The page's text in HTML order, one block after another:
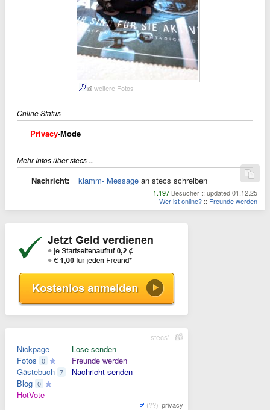
weitere Fotos
Online Status
Privacy-Mode
Mehr Infos über stecs ...
Nachricht: klamm- Message an stecs schreiben
1.197 Besucher :: updated 01.12.25
Wer ist online? :: Freunde werden
Nickpage
Fotos 0
Gästebuch 7
Blog 0
HotVote
Lose senden
Freunde werden
Nachricht senden
(??) privacy
stecs'